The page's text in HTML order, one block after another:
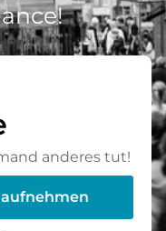
anderes tut!